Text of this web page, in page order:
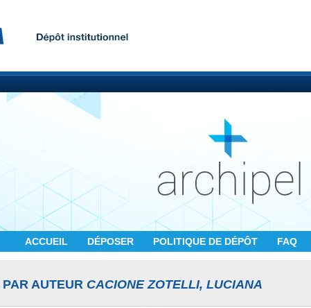
ACCUEIL DÉPOSER POLITIQUE DE DÉPÔT FAQ
AUTEUR CACIONE ZOTELLI, LUCIANA